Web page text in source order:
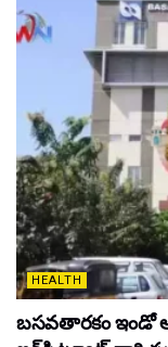
HEALTH
బసవతారకం ఇండో